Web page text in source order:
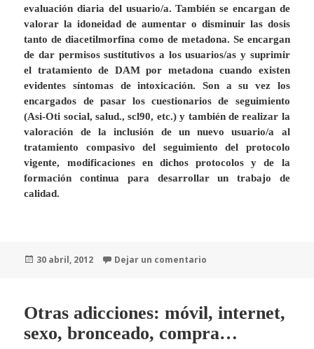
evaluación diaria del usuario/a. También se encargan de
valorar la idoneidad de aumentar o disminuir las dosis
tanto de diacetilmorfina como de metadona. Se encargan
de dar permisos sustitutivos a los usuarios/as y suprimir
el tratamiento de DAM por metadona cuando existen
evidentes síntomas de intoxicación. Son a su vez los
encargados de pasar los cuestionarios de seguimiento
(Asi-Oti social, salud., scl90, etc.) y también de realizar la
valoración de la inclusión de un nuevo usuario/a al
tratamiento compasivo del seguimiento del protocolo
vigente, modificaciones en dichos protocolos y de la
formación continua para desarrollar un trabajo de
calidad.
Publicado
30 abril, 2012 Dejar un comentario
Otras adicciones: móvil, internet,
sexo, bronceado, compra…